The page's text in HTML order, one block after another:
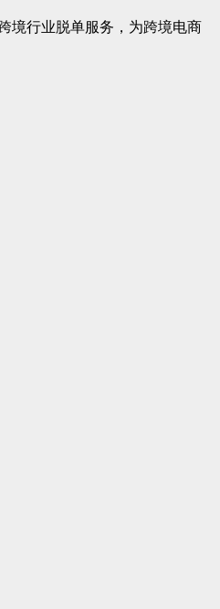
境行业脱单服务，为跨境电商